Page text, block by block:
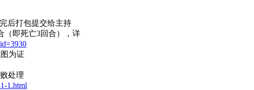
后打包提交给主持
（即死亡3回合），详
为证
处理
1.html